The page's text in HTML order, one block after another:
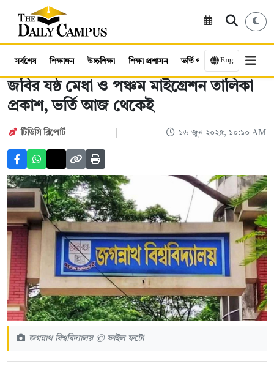
সর্বশেষ শিক্ষাঙ্গন উচ্চশিক্ষা শিক্ষা প্রশাসন ভর্তি পরীক্ষা কর্মসংস্থান
Eng
জবির যষ্ঠ মেধা ও পঞ্চম মাইগ্রেশন তালিকা
প্রকাশ, ভর্তি আজ থেকেই
টিডিসি রিপোর্ট ১৬ জুন ২০২৫, ১০:১০ AM
জগন্নাথ বিশ্ববিদ্যালয় © ফাইল ফটো